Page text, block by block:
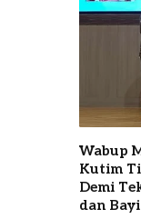
Wabup
Kutim
Demi
dan Bayi